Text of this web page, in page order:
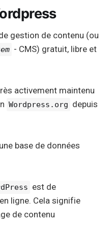
gestion de contenu (ou
- CMS) gratuit, libre et
activement maintenu
Wordpress.org depuis
base de données
est de
ligne. Cela signifie
de contenu